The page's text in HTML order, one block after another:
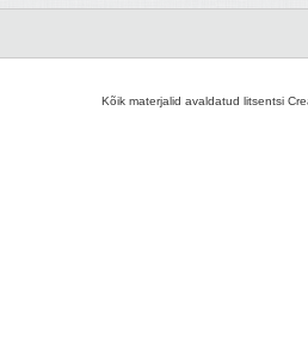
Kõik materjalid avaldatud litsentsi